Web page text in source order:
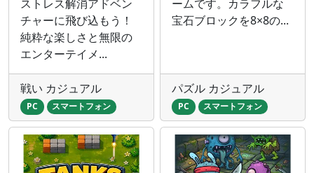
ストレス解消アドベン
チャーに飛び込もう！
純粋な楽しさと無限の
エンターテイメ...
戦い カジュアル
PC スマートフォン
ームです。カラフルな
宝石ブロックを8×8の...
パズル カジュアル
PC スマートフォン